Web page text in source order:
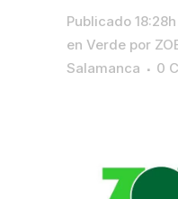
Publicado 18:28h
en Verde por
Salamanca
0